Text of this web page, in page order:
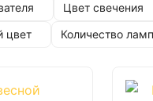
Цвет свечения
цвет Количество